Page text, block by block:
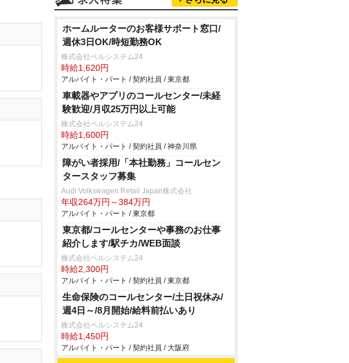
ホームルーターのお客様サポート窓口/
週休3日OK/時短勤務OK
株式会社ベルシステム24
時給1,620円
アルバイト・パート / 契約社員 / 東京都
車載器やアプリのコールセンター/未経
験歓迎/月収25万円以上可能
株式会社ベルシステム24
時給1,600円
アルバイト・パート / 契約社員 / 神奈川県
障がい者採用/「本社勤務」コールセン
タースタッフ募集
Audi Volkswagen Retail Japan株式会社
年収264万円～384万円
アルバイト・パート / 東京都
東京都/コールセンターや事務のお仕事
紹介します/駅チカ/WEB面談
株式会社ベルシステム24
時給2,300円
アルバイト・パート / 契約社員 / 東京都
生命保険のコールセンター/土日祝休み/
週4日～/8月開始/給料前払いあり
株式会社ベルシステム24
時給1,450円
アルバイト・パート / 契約社員 / 大阪府